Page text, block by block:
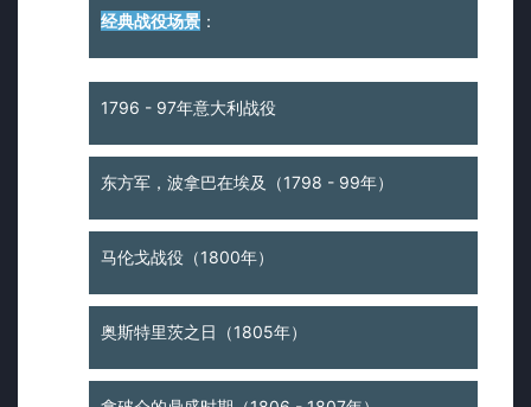
经典战役场景 ：
1796 - 97年意大利战役
东方军，波拿巴在埃及（1798 - 99年）
马伦戈战役（1800年）
奥斯特里茨之日（1805年）